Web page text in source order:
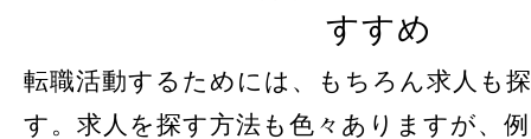
すすめ
転職活動するためには、もちろん求人も
す。求人を探す方法も色々ありますが、